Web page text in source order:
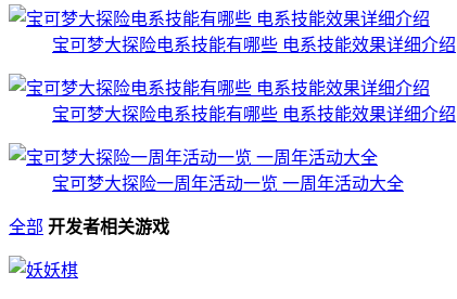
宝可梦大探险电系技能有哪些 电系技能效果详细介绍
宝可梦大探险电系技能有哪些 电系技能效果详细介绍
宝可梦大探险一周年活动一览 一周年活动大全
全部 开发者相关游戏